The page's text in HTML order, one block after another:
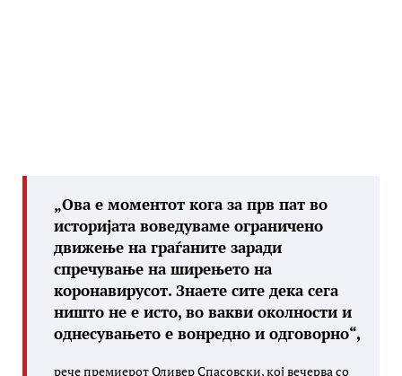
„Ова е моментот кога за прв пат во
историјата воведуваме ограничено
движење на граѓаните заради
спречување на ширењето на
коронавирусот. Знаете сите дека сега
ништо не е исто, во вакви околности и
однесувањето е вонредно и одговорно“,
рече премиерот Оливер Спасовски, кој вечерва со